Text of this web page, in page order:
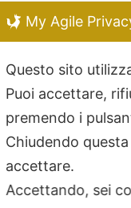
Chiara Ferragni
Dodo Mariani
Breil Tribe
Filodellavita
Bliss
Kidult
Hamilton
My Agile
Questo sito
Puoi accettare,
premendo i
Chiudendo
accettare.
Accettando, sei